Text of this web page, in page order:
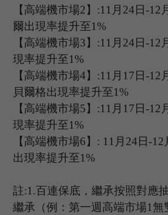
【高端機市場2 】 :11 月 24日-12
爾出現率提升至1%
【高端機市場3】 :11 月 24日-12
現率提升至1%
【高端機市場4】 :11 月 17日-12
貝爾格出現率提升至1%
【高端機市場5】 :11 月 17日-12
現率提升至1%
【高端機市場6】 : 11 月 24日-12
出現率提升至1%
註:1.百連保底，繼承按照對應
繼承（例：第一週高端市場1 無